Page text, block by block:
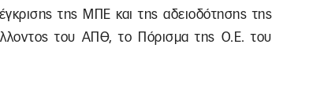
της ΜΠΕ και της αδειοδότησης της
του ΑΠΘ, το Πόρισμα της Ο.Ε. του